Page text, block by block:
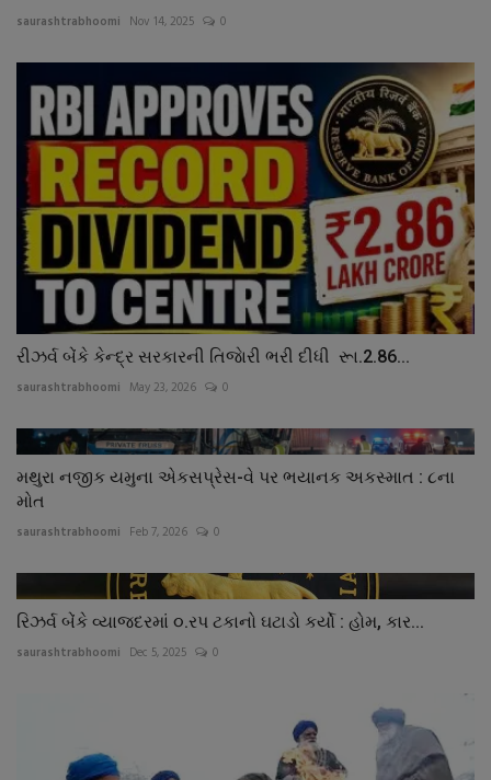
saurashtrabhoomi Nov 14, 2025 0
રીઝર્વ બેંકે કેન્દ્ર સરકારની તિજાેરી ભરી દીધી રૂા.2.86...
saurashtrabhoomi May 23, 2026 0
મથુરા નજીક યમુના એકસપ્રેસ-વે પર ભયાનક અકસ્માત : ૮ના
મોત
saurashtrabhoomi Feb 7, 2026 0
રિઝર્વ બેંકે વ્યાજદરમાં ૦.રપ ટકાનો ઘટાડો કર્યો : હોમ, કાર...
saurashtrabhoomi Dec 5, 2025 0